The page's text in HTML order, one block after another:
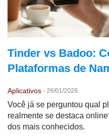
Tinder vs Badoo:
Plataformas de
Aplicativos - 26/01/2026
Você já se perguntou qual
realmente se destaca
dos mais conhecidos.